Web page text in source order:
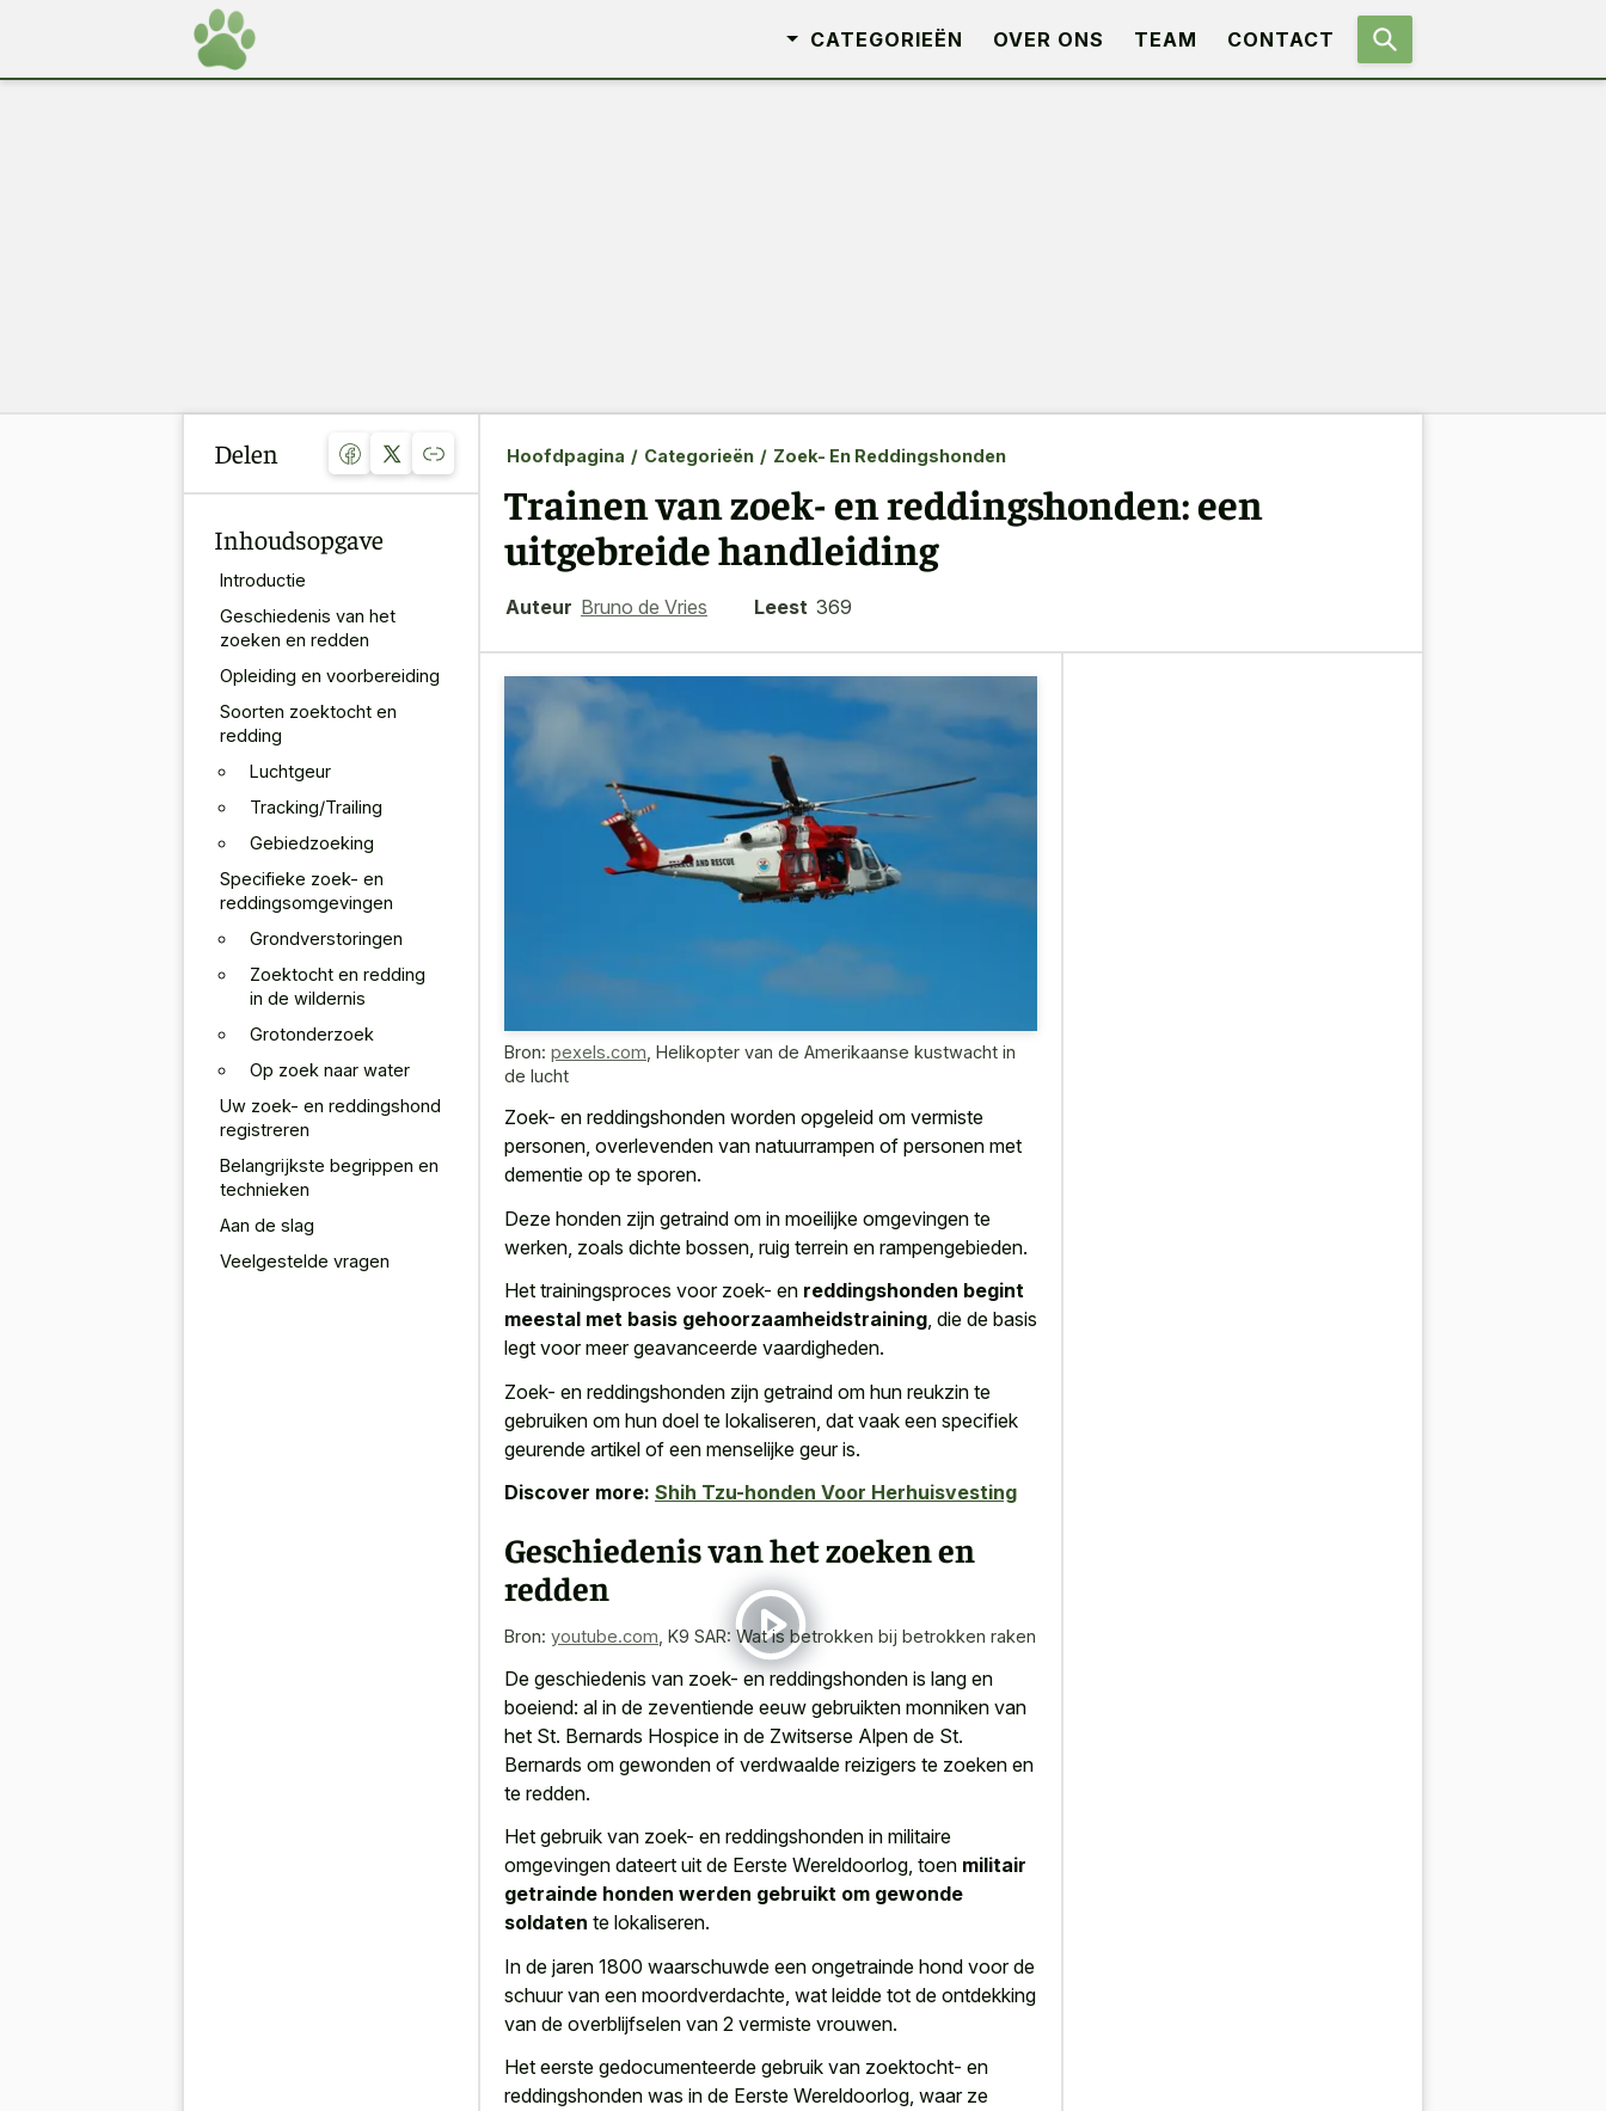
CATEGORIEËN OVER ONS TEAM CONTACT
Delen
Inhoudsopgave
Introductie
Geschiedenis van het
zoeken en redden
Opleiding en voorbereiding
Soorten zoektocht en
redding
Luchtgeur
Tracking/Trailing
Gebiedzoeking
Specifieke zoek- en
reddingsomgevingen
Grondverstoringen
Zoektocht en redding
in de wildernis
Grotonderzoek
Op zoek naar water
Uw zoek- en reddingshond
registreren
Belangrijkste begrippen en
technieken
Aan de slag
Veelgestelde vragen
Hoofdpagina / Categorieën / Zoek- En Reddingshonden
Trainen van zoek- en reddingshonden: een
uitgebreide handleiding
Auteur Bruno de Vries Leest 369
Bron: pexels.com Helikopter van de Amerikaanse kustwacht in
de lucht
Zoek- en reddingshonden worden opgeleid om vermiste
personen, overlevenden van natuurrampen of personen met
dementie op te sporen.
Deze honden zijn getraind om in moeilijke omgevingen te
werken, zoals dichte bossen, ruig terrein en rampengebieden.
Het trainingsproces voor zoek- en reddingshonden begint
meestal met basis gehoorzaamheidstraining, die de basis
legt voor meer geavanceerde vaardigheden.
Zoek- en reddingshonden zijn getraind om hun reukzin te
gebruiken om hun doel te lokaliseren, dat vaak een specifiek
geurende artikel of een menselijke geuris.
Discover more: Shih Tzu-honden Voor Herhuisvesting
Geschiedenis van het zoeken en
redden
Bron: youtube.com K9 SAR: Wat is betrokken bij betrokken raken
De geschiedenis van zoek- en reddingshonden is lang en
boeiend: al in de zeventiende eeuw gebruikten monniken van
het St. Bernards Hospice in de Zwitserse Alpen de St.
Bernards om gewonden of verdwaalde reizigers te zoeken en
te redden.
Het gebruik van zoek- en reddingshonden in militaire
omgevingen dateert uit de Eerste Wereldoorlog, toen militair
getrainde honden werden gebruikt om gewonde
soldaten te lokaliseren.
In de jaren 1800 waarschuwde een ongetrainde hond voor de
schuur van een moordverdachte, wat leidde tot de ontdekking
van de overblijfselen van 2 vermiste vrouwen.
Het eerste gedocumenteerde gebruik van zoektocht- en
reddingshonden was in de Eerste Wereldoorlog, waar ze